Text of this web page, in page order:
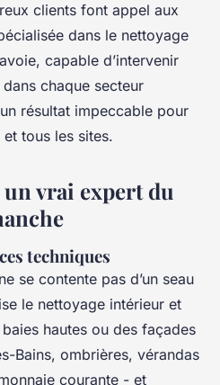
clients font appel aux
dans le nettoyage
capable d’intervenir
chaque secteur
résultat impeccable pour
tous les sites.
vrai expert du
techniques
se contente pas d’un seau
le nettoyage intérieur et
hautes ou des façades
Bains, ombrières, vérandas
courante - et